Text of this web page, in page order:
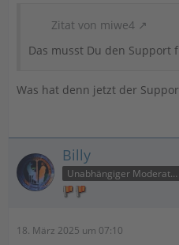
Zitat von miwe4
Das musst Du den Support
Was hat denn jetzt der
Billy
Unabhängiger Moderator
18. März 2025 um 07:10